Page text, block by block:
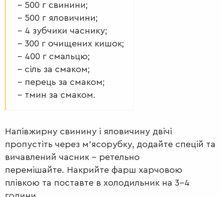
ДРУГІ
СТРАВИ
– 500 г свинини;
– 500 г яловичини;
– 4 зубчики часнику;
– 300 г очищених кишок;
– 400 г смальцю;
– сіль за смаком;
– перець за смаком;
– тмин за смаком.
Напівжирну свинину і яловичину двічі
пропустіть через м'ясорубку, додайте спецій та
вичавлений часник – ретельно
перемішайте. Накрийте фарш харчовою
плівкою та поставте в холодильник на 3-4